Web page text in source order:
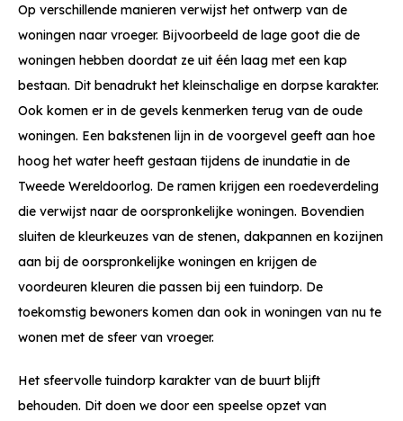
Op verschillende manieren verwijst het ontwerp van de
woningen naar vroeger. Bijvoorbeeld de lage goot die de
woningen hebben doordat ze uit één laag met een kap
bestaan. Dit benadrukt het kleinschalige en dorpse karakter.
Ook komen er in de gevels kenmerken terug van de oude
woningen. Een bakstenen lijn in de voorgevel geeft aan hoe
hoog het water heeft gestaan tijdens de inundatie in de
Tweede Wereldoorlog. De ramen krijgen een roedeverdeling
die verwijst naar de oorspronkelijke woningen. Bovendien
sluiten de kleurkeuzes van de stenen, dakpannen en kozijnen
aan bij de oorspronkelijke woningen en krijgen de
voordeuren kleuren die passen bij een tuindorp. De
toekomstig bewoners komen dan ook in woningen van nu te
wonen met de sfeer van vroeger.
Het sfeervolle tuindorp karakter van de buurt blijft
behouden. Dit doen we door een speelse opzet van